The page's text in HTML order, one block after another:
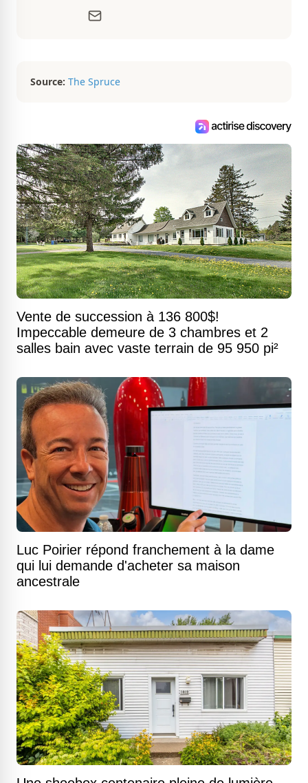
d’aménagement intérieur, elle suit de
Source: The Spruce
Vente de succession à 136 800$!
Impeccable demeure de 3 chambres et 2
salles bain avec vaste terrain de 95 950 pi²
Luc Poirier répond franchement à la dame
qui lui demande d'acheter sa maison
ancestrale